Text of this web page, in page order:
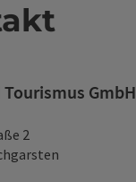
GmbH
2